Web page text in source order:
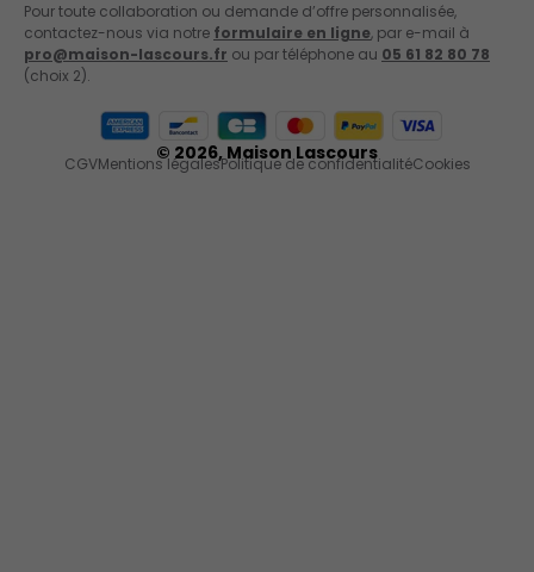
Pour toute collaboration ou demande d’offre personnalisée,
contactez-nous via notre formulaire en ligne, par e-mail à
pro@maison-lascours.fr ou par téléphone au 05 61 82 80 78
(choix 2).
Moyens de paiement acceptés
© 2026,Maison Lascours
CGVMentions légalesPolitique de confidentialitéCookies